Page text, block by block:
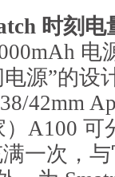
时刻电
电
源”的设
42mm
）A100
一次，